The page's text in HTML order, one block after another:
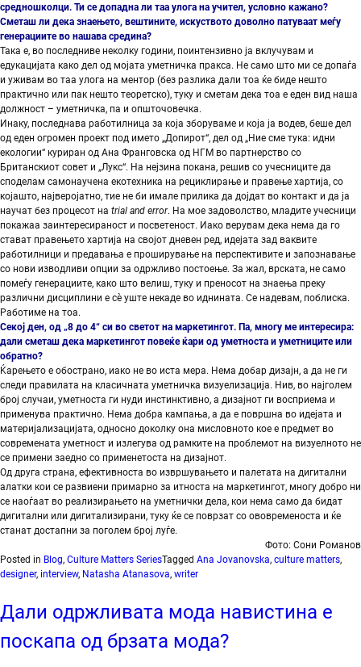
средношколци. Ти се допадна ли таа улога на учител, условно кажано?
Сметаш ли дека знаењето, вештините, искуството доволно патуваат меѓу
генерациите во нашава средина?
Така е, во последниве неколку години, поинтензивно ја вклучувам и
едукацијата како дел од мојата уметничка пракса. Не само што ми се допаѓа
и уживам во таа улога на ментор (без разлика дали тоа ќе биде нешто
практично или пак нешто теоретско), туку и сметам дека тоа е еден вид наша
должност – уметничка, па и општочовечка.
Инаку, последнава работилница за која зборуваме и која ја водев, беше дел
од еден огромен проект под името „Допирот“, дел од „Ние сме тука: идни
екологии“ куриран од Ана Франговска од НГМ во партнерство со
Британскиот совет и „Лукс“. На нејзина покана, решив со учесниците да
споделам самонаучена екотехника на рециклирање и правење хартија, со
којашто, најверојатно, тие не би имале прилика да дојдат во контакт и да ја
научат без процесот на trial and error. На мое задоволство, младите учесници
покажаа заинтересираност и посветеност. Иако верувам дека нема да го
стават правењето хартија на својот дневен ред, идејата зад ваквите
работилници и предавања е проширување на перспективите и запознавање
со нови изводливи опции за одржливо постоење. За жал, врската, не само
помеѓу генерациите, како што велиш, туку и преносот на знаења преку
различни дисциплини е сè уште некаде во иднината. Се надевам, поблиска.
Работиме на тоа.
Секој ден, од „8 до 4“ си во светот на маркетингот. Па, многу ме интересира:
дали сметаш дека маркетингот повеќе ќари од уметноста и уметниците или
обратно?
Ќарењето е обострано, иако не во иста мера. Нема добар дизајн, а да не ги
следи правилата на класичната уметничка визуелизација. Нив, во најголем
број случаи, уметноста ги нуди инстинктивно, а дизајнот ги восприема и
применува практично. Нема добра кампања, а да е површна во идејата и
материјализацијата, односно доколку она мисловното кое е предмет во
современата уметност и излегува од рамките на проблемот на визуелното не
се примени заедно со применетоста на дизајнот.
Од друга страна, ефективноста во извршувањето и палетата на дигитални
алатки кои се развиени примарно за итноста на маркетингот, многу добро ни
се наоѓаат во реализирањето на уметнички дела, кои нема само да бидат
дигитални или дигитализирани, туку ќе се поврзат со ововременоста и ќе
станат достапни за поголем број луѓе.
Фото: Сони Романов
Posted in Blog, Culture Matters SeriesTagged Ana Jovanovska, culture matters,
designer, interview, Natasha Atanasova, writer
Дали одржливата мода навистина е
поскапа од брзата мода?